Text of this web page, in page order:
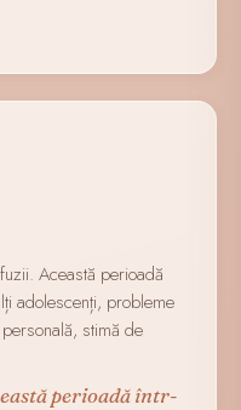
Această perioadă
adolescenți, probleme
stimă de
perioadă într-